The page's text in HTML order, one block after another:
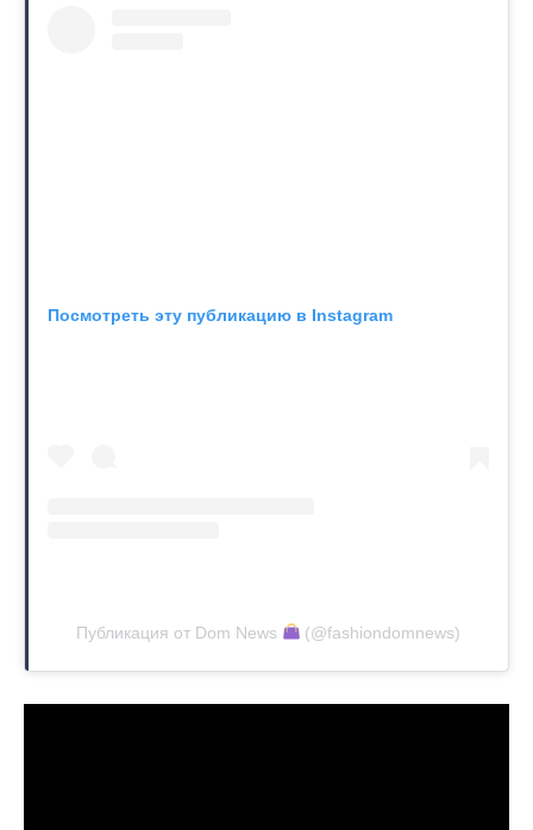
Посмотреть эту публикацию в Instagram
Публикация от Dom News (@fashiondomnews)